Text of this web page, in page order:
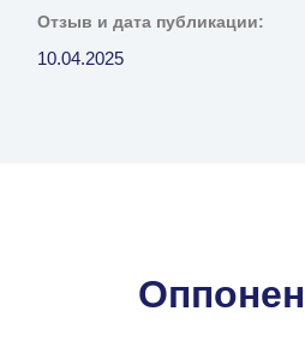
Отзыв и дата публикации:
10.04.2025